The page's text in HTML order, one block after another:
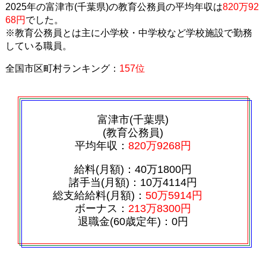
2025年の富津市(千葉県)の教育公務員の平均年収は820万92
68円 でした。
※教育公務員とは主に小学校・中学校など学校施設で勤務
している職員。
全国市区町村ランキング： 157位
富津市(千葉県)
(教育公務員)
平均年収： 820万9268円
給料(月額)：40万1800円
諸手当(月額)：10万4114円
総支給給料(月額)： 50万5914円
ボーナス： 213万8300円
退職金(60歳定年)：0円